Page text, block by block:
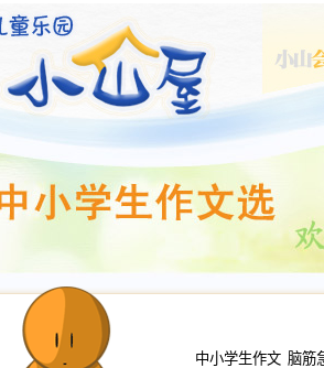
中小学生作文 脑筋